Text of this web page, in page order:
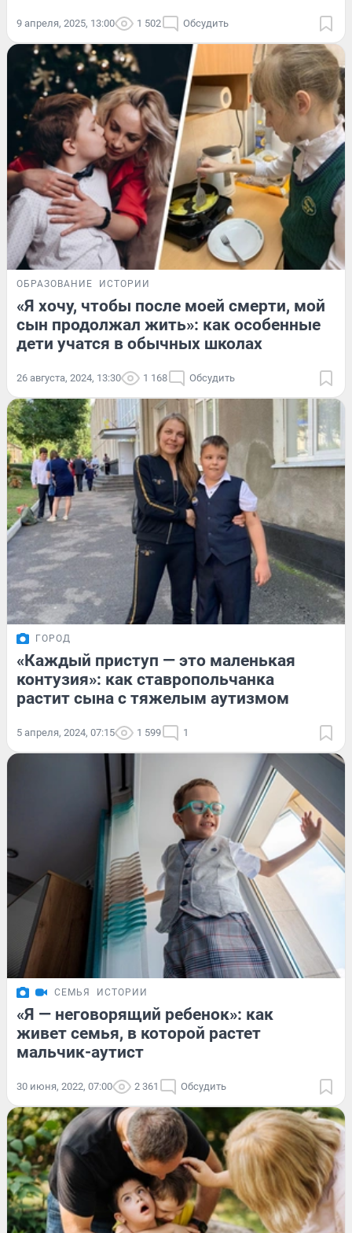
9 апреля, 2025, 13:00 1 502 Обсудить
ОБРАЗОВАНИЕ ИСТОРИИ
«Я хочу, чтобы после моей смерти, мой
сын продолжал жить»: как особенные
дети учатся в обычных школах
26 августа, 2024, 13:30 1 168 Обсудить
ГОРОД
«Каждый приступ — это маленькая
контузия»: как ставропольчанка
растит сына с тяжелым аутизмом
5 апреля, 2024, 07:15 1 599 1
СЕМЬЯ ИСТОРИИ
«Я — неговорящий ребенок»: как
живет семья, в которой растет
мальчик-аутист
30 июня, 2022, 07:00 2 361 Обсудить